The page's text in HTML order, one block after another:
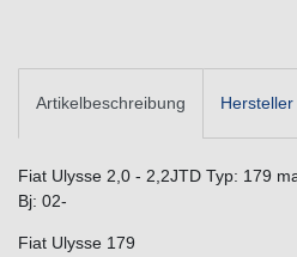
Artikelbeschreibung
Fiat Ulysse 2,0 - 2,2JTD Typ: 179
Bj: 02-
Fiat Ulysse 179